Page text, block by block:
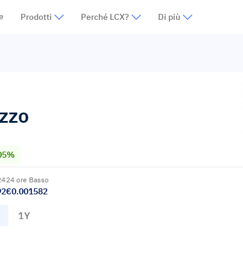
Prodotti Perché LCX? Di più
24 ore Basso
€0.001582
1Y